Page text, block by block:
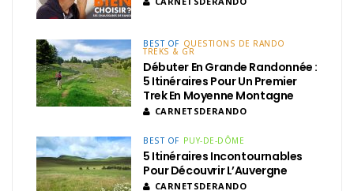
BEST OF QUESTIONS DE RANDO
TREKS & GR
Débuter En Grande Randonnée :
5 Itinéraires Pour Un Premier
Trek En Moyenne Montagne
CARNETSDERANDO
BEST OF PUY-DE-DÔME
5 Itinéraires Incontournables
Pour Découvrir L’Auvergne
CARNETSDERANDO